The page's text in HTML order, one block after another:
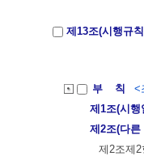
제13조(시행규
부 칙
<
제1조(시행
제2조(다
제2조제